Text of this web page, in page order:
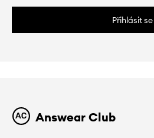
Přihlásit se
Answear Club